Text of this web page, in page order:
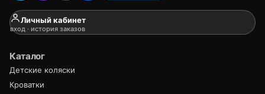
Личный кабинет
вход · история заказов
Каталог
Детские коляски
Кроватки